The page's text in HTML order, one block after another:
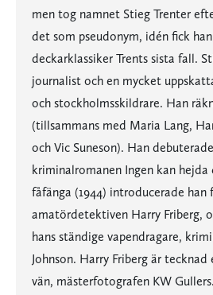
men tog namnet Stieg Trenter
det som pseudonym, idén fick
deckarklassiker Trents sista fall.
journalist och en mycket
och stockholmsskildrare. Han
(tillsammans med Maria Lang,
och Vic Suneson). Han
kriminalromanen Ingen kan hejda
fåfänga (1944) introducerade
amatördetektiven Harry Friberg,
hans ständige vapendragare,
Johnson. Harry Friberg är tecknad
vän, mästerfotografen KW